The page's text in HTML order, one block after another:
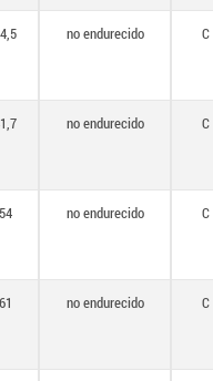
no endurecido C
no endurecido C
54 no endurecido C
61 no endurecido C